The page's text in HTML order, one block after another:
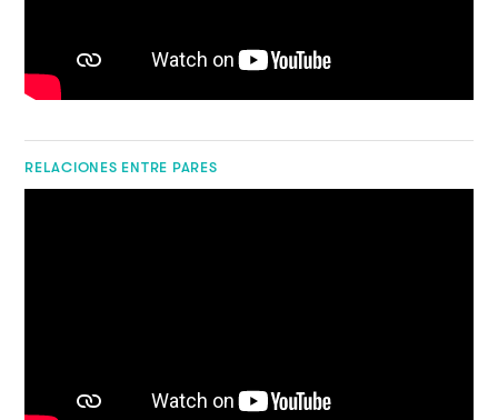
RELACIONES ENTRE PARES